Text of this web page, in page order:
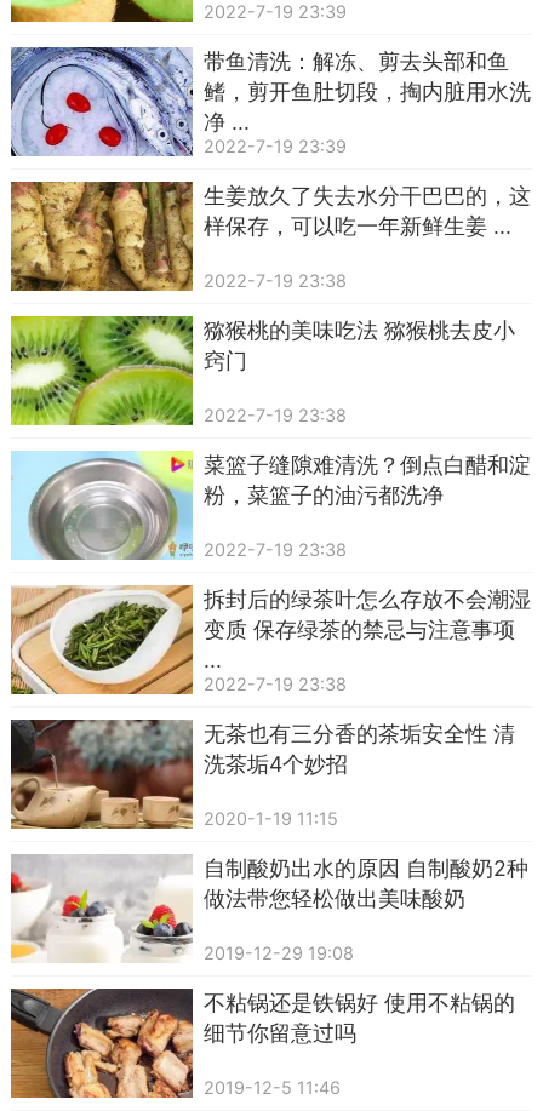
2022-7-19 23:39
带鱼清洗：解冻、剪去头部和鱼
鳍，剪开鱼肚切段，掏内脏用水洗
净 ...
2022-7-19 23:39
生姜放久了失去水分干巴巴的，这
样保存，可以吃一年新鲜生姜 ...
2022-7-19 23:38
猕猴桃的美味吃法 猕猴桃去皮小
窍门
2022-7-19 23:38
菜篮子缝隙难清洗？倒点白醋和淀
粉，菜篮子的油污都洗净
2022-7-19 23:38
拆封后的绿茶叶怎么存放不会潮湿
变质 保存绿茶的禁忌与注意事项
...
2022-7-19 23:38
无茶也有三分香的茶垢安全性 清
洗茶垢4个妙招
2020-1-19 11:15
自制酸奶出水的原因 自制酸奶2种
做法带您轻松做出美味酸奶
2019-12-29 19:08
不粘锅还是铁锅好 使用不粘锅的
细节你留意过吗
2019-12-5 11:46